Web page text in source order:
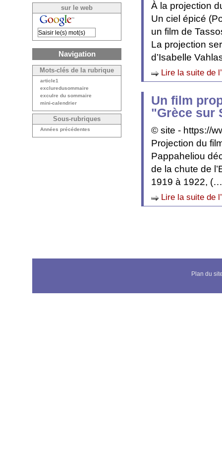
À la projection
Un ciel épicé
un film de
La projection
d’Isabelle
Lire la suite de
Un film
"Grèce sur
© site - https://
Projection du
Pappaheliou
de la chute de
1919 à 1922,
Lire la suite de
sur le web
Navigation
Mots-clés de la rubrique
article1
excluredusommaire
exculre du sommaire
mini-calendrier
Sous-rubriques
Années précédentes
Plan du